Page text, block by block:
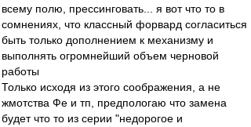
всему полю, прессинговать... я вот что то в
сомнениях, что классный форвард согласиться
быть только дополнением к механизму и
выполнять огромнейший объем черновой
работы
Только исходя из этого соображения, а не
жмотства Фе и тп, предпологаю что замена
будет что то из серии "недорогое и